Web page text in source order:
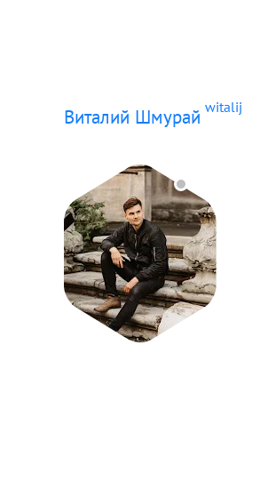
Виталий Шмурай witalij